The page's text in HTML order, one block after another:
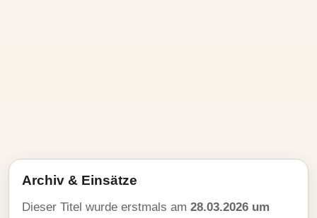
Archiv & Einsätze
Dieser Titel wurde erstmals am 28.03.2026 um